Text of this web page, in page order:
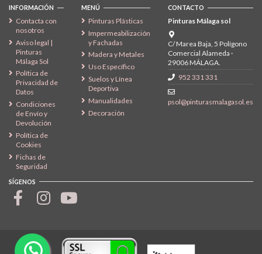
INFORMACIÓN
Contacta con
nosotros
Aviso legal |
Pinturas
Málaga Sol
Política de
Privacidad de
Datos
Condiciones
de Envío y
Devolución
Política de
Cookies
Fichas de
Seguridad
MENÚ
Pinturas Plásticas
Impermeabilización
y Fachadas
Madera y Metales
Uso Específico
Suelos y Línea
Deportiva
Manualidades
Decoración
CONTACTO
Pinturas Málaga sol
C/ Marea Baja, 5 Polígono
Comercial Alameda ·
29006 MÁLAGA.
952 331 331
psol@pinturasmalagasol.es
SÍGENOS